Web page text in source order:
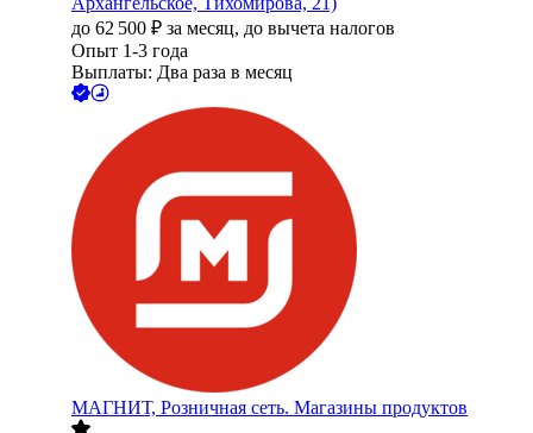
до 62 500 ₽ за месяц, до вычета налогов
Опыт 1-3 года
Выплаты: Два раза в месяц
МАГНИТ, Розничная сеть. Магазины продуктов